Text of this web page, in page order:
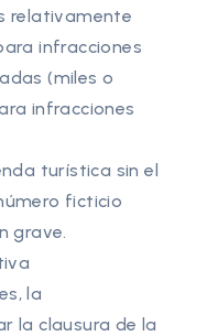
relativamente
infracciones
(miles o
infracciones
turística sin el
ficticio
grave.
la
la clausura de la